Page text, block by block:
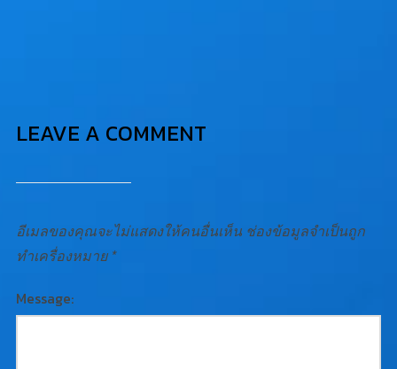
LEAVE A COMMENT
อีเมลของคุณจะไม่แสดงให้คนอื่นเห็น ช่องข้อมูลจำเป็นถูก
ทำเครื่องหมาย *
Message: